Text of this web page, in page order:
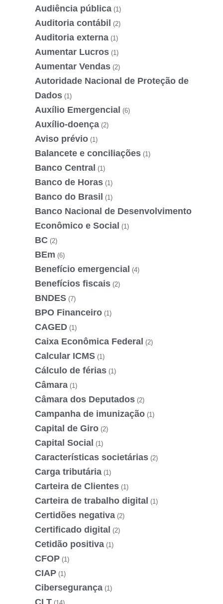
Audiência pública (1)
Auditoria contábil (2)
Auditoria externa (1)
Aumentar Lucros (1)
Aumentar Vendas (2)
Autoridade Nacional de Proteção de
Dados (1)
Auxílio Emergencial (6)
Auxílio-doença (2)
Aviso prévio (1)
Balancete e conciliações (1)
Banco Central (1)
Banco de Horas (1)
Banco do Brasil (1)
Banco Nacional de Desenvolvimento
Econômico e Social (1)
BC (2)
BEm (6)
Benefício emergencial (4)
Benefícios fiscais (2)
BNDES (7)
BPO Financeiro (1)
CAGED (1)
Caixa Econômica Federal (2)
Calcular ICMS (1)
Cálculo de férias (1)
Câmara (1)
Câmara dos Deputados (2)
Campanha de imunização (1)
Capital de Giro (2)
Capital Social (1)
Características societárias (2)
Carga tributária (1)
Carteira de Clientes (1)
Carteira de trabalho digital (1)
Certidões negativa (2)
Certificado digital (2)
Cetidão positiva (1)
CFOP (1)
CIAP (1)
Cibersegurança (1)